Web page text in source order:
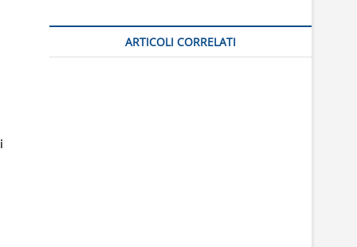
ARTICOLI CORRELATI